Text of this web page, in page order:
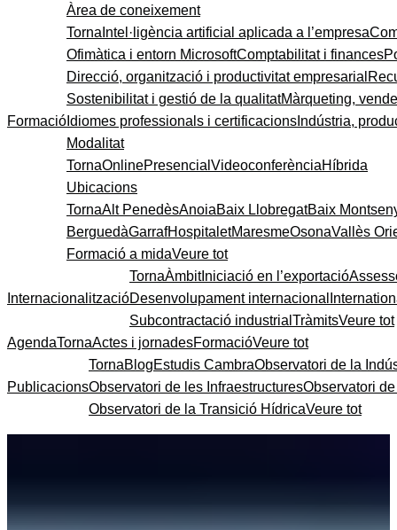
Formació
Àrea de coneixement
Torna Intel·ligència artificial aplicada a l’empresa
Ofimàtica i entorn MicrosoftComptabilitat i finances
Direcció, organització i productivitat empresarial
Sostenibilitat i gestió de la qualitatMàrqueting,
Idiomes professionals i certificacions Indústria,
Modalitat
TornaOnlinePresencial VideoconferènciaHíbrida
Ubicacions
TornaAlt PenedèsAnoiaBaix LlobregatBaix
BerguedàGarrafHospitaletMaresmeOsonaVallès
Formació a midaVeure tot
Internacionalització
TornaÀmbitIniciació en l’exportació
Desenvolupament internacional
Subcontractació industrial TràmitsVeure tot
AgendaTornaActes i jornadesFormacióVeure tot
Publicacions
TornaBlogEstudis CambraObservatori de la
Observatori de les InfraestructuresObservatori
Observatori de la Transició HídricaVeure tot